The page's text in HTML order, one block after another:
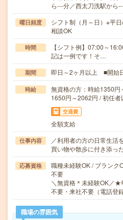
ら---分／西太刀洗駅から
曜日頻度
シフト制（月～日）※平
相談OK
時間
【シフト例】07:00～
記は一例です！そ…
期間 即日～2ヶ月以上 ■開始
時給
無資格の方：時給1350
1650円～2062円 / 初任
交通費
全額支給
仕事内容
／利用者の方の日常生
買い物や散歩に付き添っ
応募資格
職種未経験OK / ブランク
不要
＼無資格＊未経験OK／
不要・来社不要（電話
職場の雰囲気